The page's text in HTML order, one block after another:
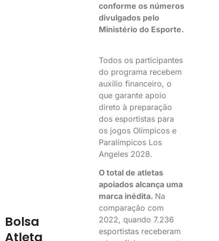
Bolsa
Atleta
conforme os números
divulgados pelo
Ministério do Esporte.
Todos os participantes
do programa recebem
auxílio financeiro, o
que garante apoio
direto à preparação
dos esportistas para
os jogos Olímpicos e
Paralímpicos Los
Angeles 2028.
O total de atletas
apoiados alcança uma
marca inédita. Na
comparação com
2022, quando 7.236
esportistas receberam